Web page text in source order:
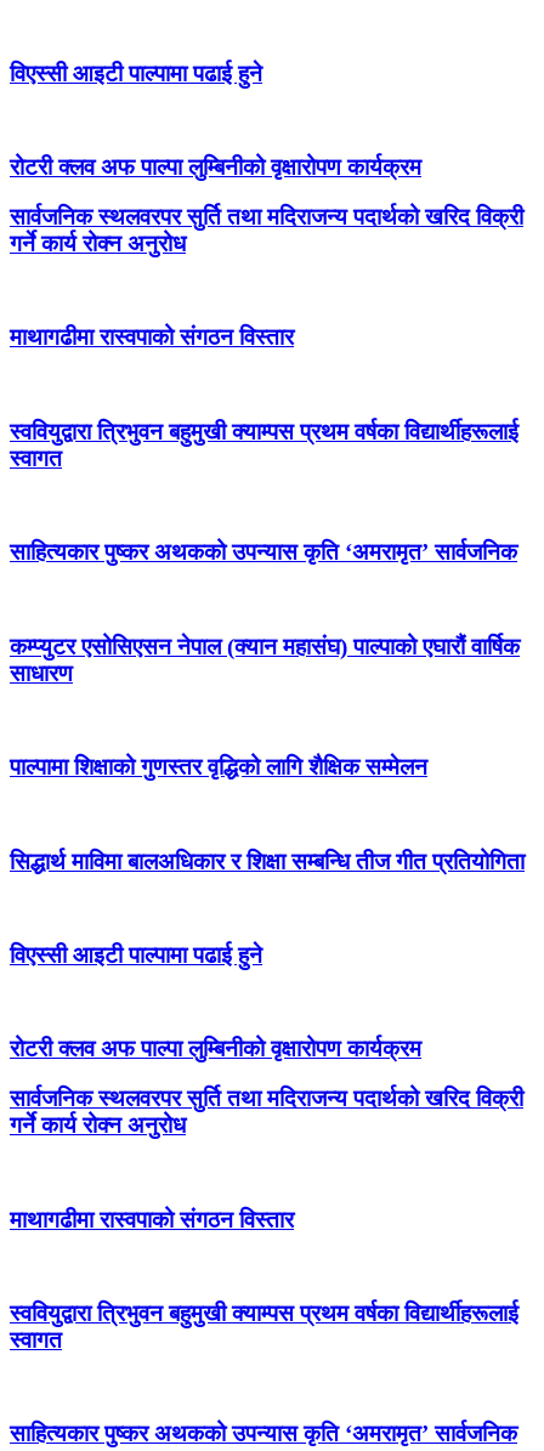
विएस्सी आइटी पाल्पामा पढाई हुने
रोटरी क्लव अफ पाल्पा लुम्बिनीको वृक्षारोपण कार्यक्रम
सार्वजनिक स्थलवरपर सुर्ति तथा मदिराजन्य पदार्थको खरिद विक्री
गर्ने कार्य रोक्न अनुरोध
माथागढीमा रास्वपाको संगठन विस्तार
स्ववियुद्वारा त्रिभुवन बहुमुखी क्याम्पस प्रथम वर्षका विद्यार्थीहरूलाई
स्वागत
साहित्यकार पुष्कर अथकको उपन्यास कृति ‘अमरामृत’ सार्वजनिक
कम्प्युटर एसोसिएसन नेपाल (क्यान महासंघ) पाल्पाको एघारौं वार्षिक
साधारण
पाल्पामा शिक्षाको गुणस्तर वृद्धिको लागि शैक्षिक सम्मेलन
सिद्धार्थ माविमा बालअधिकार र शिक्षा सम्बन्धि तीज गीत प्रतियोगिता
विएस्सी आइटी पाल्पामा पढाई हुने
रोटरी क्लव अफ पाल्पा लुम्बिनीको वृक्षारोपण कार्यक्रम
सार्वजनिक स्थलवरपर सुर्ति तथा मदिराजन्य पदार्थको खरिद विक्री
गर्ने कार्य रोक्न अनुरोध
माथागढीमा रास्वपाको संगठन विस्तार
स्ववियुद्वारा त्रिभुवन बहुमुखी क्याम्पस प्रथम वर्षका विद्यार्थीहरूलाई
स्वागत
साहित्यकार पुष्कर अथकको उपन्यास कृति ‘अमरामृत’ सार्वजनिक